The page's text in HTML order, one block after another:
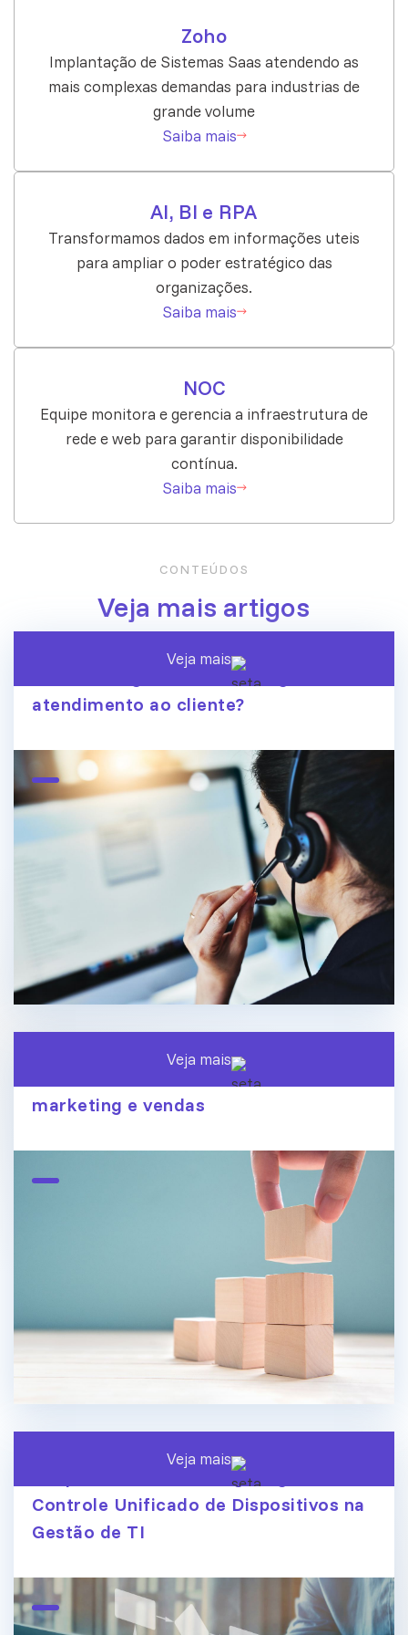
Zoho
Implantação de Sistemas Saas atendendo as
mais complexas demandas para industrias de
grande volume
Saiba mais
AI, BI e RPA
Transformamos dados em informações uteis
para ampliar o poder estratégico das
organizações.
Saiba mais
NOC
Equipe monitora e gerencia a infraestrutura de
rede e web para garantir disponibilidade
contínua.
Saiba mais
CONTEÚDOS
Veja mais artigos
A era dos agentes de IA chegou ao
atendimento ao cliente?
Veja mais
O fim dos silos de dados: conecte
marketing e vendas
Veja mais
Endpoint Central ManageEngine:
Controle Unificado de Dispositivos na
Gestão de TI
Veja mais